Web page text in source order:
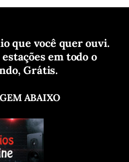
que você quer ouvi.
em todo o
Grátis.
ABAIXO